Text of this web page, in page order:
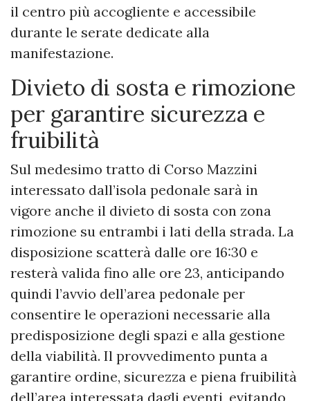
il centro più accogliente e accessibile
durante le serate dedicate alla
manifestazione.
Divieto di sosta e rimozione
per garantire sicurezza e
fruibilità
Sul medesimo tratto di Corso Mazzini
interessato dall’isola pedonale sarà in
vigore anche il divieto di sosta con zona
rimozione su entrambi i lati della strada. La
disposizione scatterà dalle ore 16:30 e
resterà valida fino alle ore 23, anticipando
quindi l’avvio dell’area pedonale per
consentire le operazioni necessarie alla
predisposizione degli spazi e alla gestione
della viabilità. Il provvedimento punta a
garantire ordine, sicurezza e piena fruibilità
dell’area interessata dagli eventi, evitando